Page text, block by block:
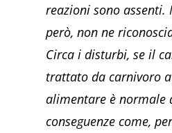
reazioni sono assenti.
però, non ne
Circa i disturbi, se il
trattato da carnivoro
alimentare è normale
conseguenze come,